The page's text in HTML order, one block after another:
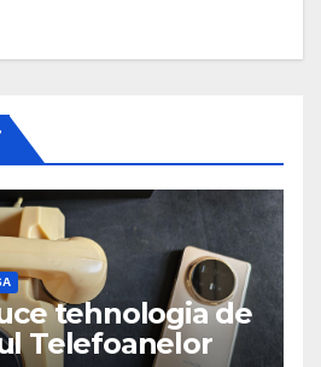
tehnologia de
Telefoanelor